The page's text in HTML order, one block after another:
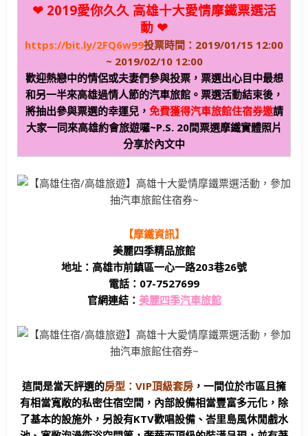
❤ 2019愛你久久 高雄十大愛情摩鐵票選活
動 ❤
https://bit.ly/2FQ6w99投票時間：2019/01/15 12:00
~ 2019/02/10 12:00
歡迎熱戀中的情侶或夫妻們參與投票，票選出心目中最想
和另一半來高雄過情人節的汽車旅館。票選活動結束後，
將抽出參與票選的幸運兒， 免費獲得汽車旅館住宿券邀請
大家一同來高雄約會旅遊囉~P.S. 20間票選摩鐵實體照片
分享於內文中
【摩鐵資訊】
美麗四季精品旅館
地址：高雄市前鎮區一心一路203巷26號
電話：07-7527699
官網連結： 美麗四季汽車旅館
這間是當天評選的房型：VIP頂級套房 ，一間位於市區且擁
有相當寬敞的私密住宿空間，內部設備相當豐富多元化，除
了基本的設施外，另設有KTV歡唱設備、峇里島風休閒戲水